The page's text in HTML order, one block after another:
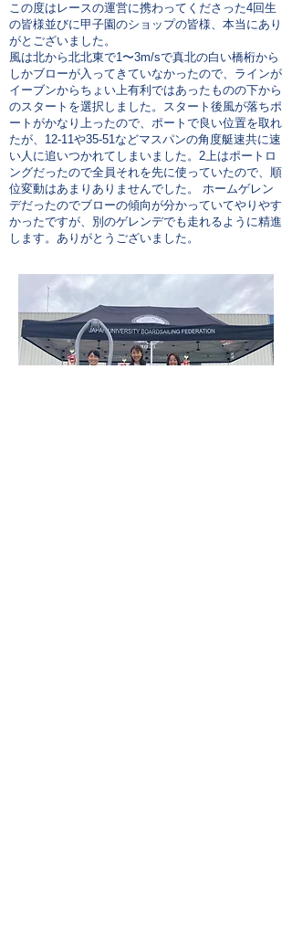
この度はレースの運営に携わってくださった4回生
の皆様並びに甲子園のショップの皆様、本当にあり
がとございました。
風は北から北北東で1〜3m/sで真北の白い橋桁から
しかブローが入ってきていなかったので、ラインが
イーブンからちょい上有利ではあったものの下から
のスタートを選択しました。スタート後風が落ちポ
ートがかなり上ったので、ポートで良い位置を取れ
たが、12-11や35-51などマスパンの角度艇速共に速
い人に追いつかれてしまいました。2上はポートロ
ングだったので全員それを先に使っていたので、順
位変動はあまりありませんでした。 ホームゲレン
デだったのでブローの傾向が分かっていてやりやす
かったですが、別のゲレンデでも走れるように精進
します。ありがとうございました。